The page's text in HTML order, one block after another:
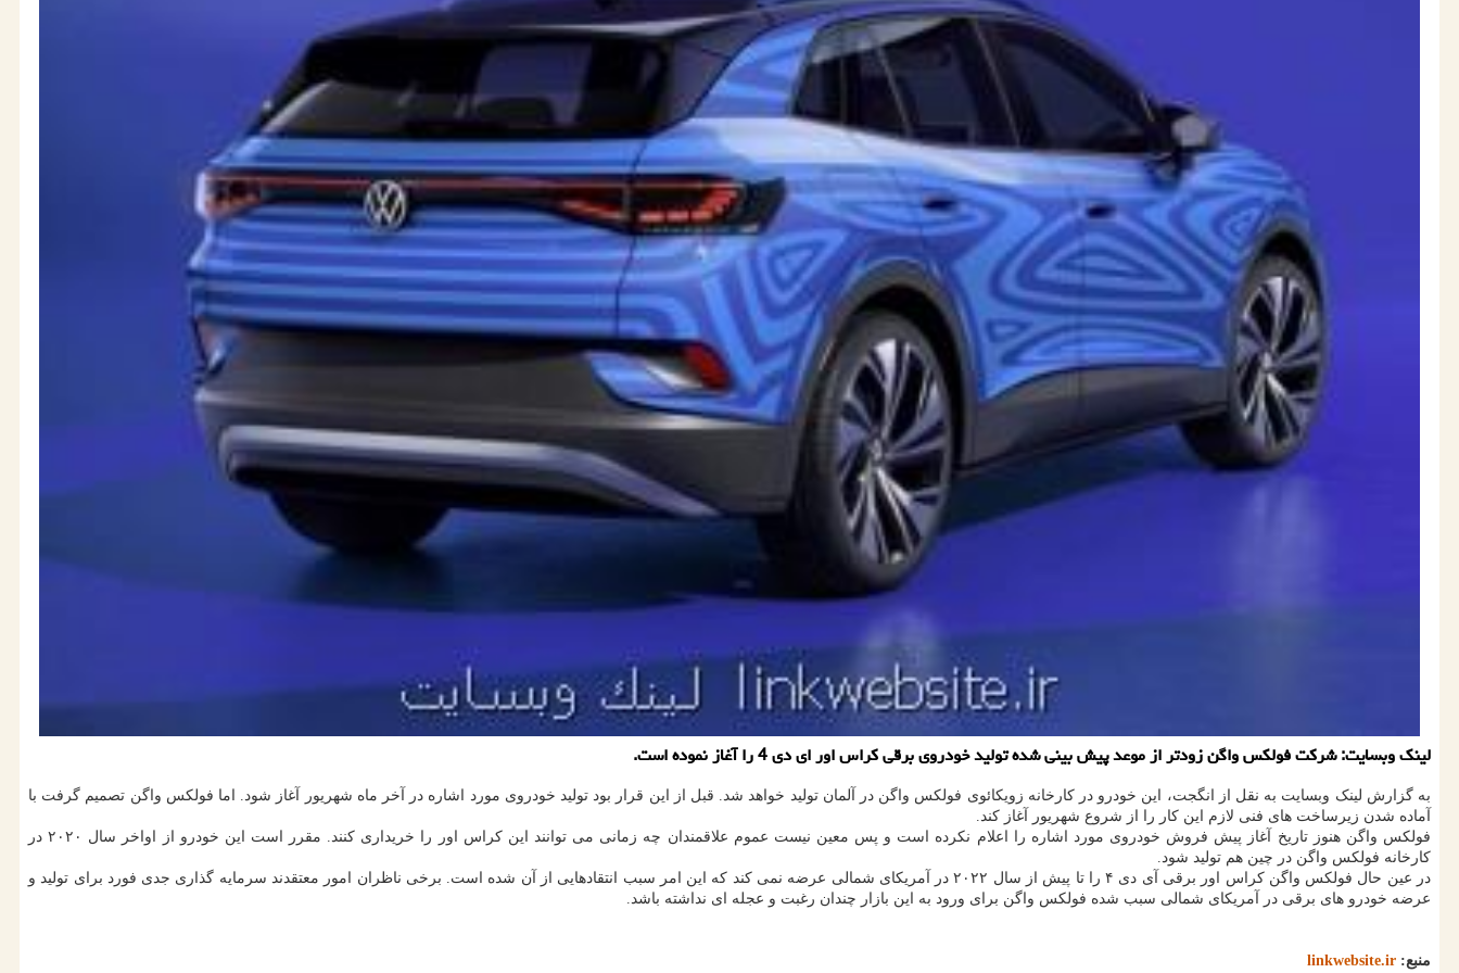
لینك وبسایت: شركت فولكس واگن زودتر از موعد پیش بینی شده تولید خودروی برقی كراس اور ای دی 4 را آغاز نموده است.
به گزارش لینک وبسایت به نقل از انگجت، این خودرو در کارخانه زویکائوی فولکس واگن در آلمان تولید خواهد شد. قبل از این قرار بود تولید خودروی مورد اشاره در آخر ماه شهریور آغاز شود. اما فولکس واگن تصمیم گرفت با
آماده شدن زیرساخت های فنی لازم این کار را از شروع شهریور آغاز کند.
فولکس واگن هنوز تاریخ آغاز پیش فروش خودروی مورد اشاره را اعلام نکرده است و پس معین نیست عموم علاقمندان چه زمانی می توانند این کراس اور را خریداری کنند. مقرر است این خودرو از اواخر سال ۲۰۲۰ در
کارخانه فولکس واگن در چین هم تولید شود.
در عین حال فولکس واگن کراس اور برقی آی دی ۴ را تا پیش از سال ۲۰۲۲ در آمریکای شمالی عرضه نمی کند که این امر سبب انتقادهایی از آن شده است. برخی ناظران امور معتقدند سرمایه گذاری جدی فورد برای تولید و
عرضه خودرو های برقی در آمریکای شمالی سبب شده فولکس واگن برای ورود به این بازار چندان رغبت و عجله ای نداشته باشد.
منبع: linkwebsite.ir